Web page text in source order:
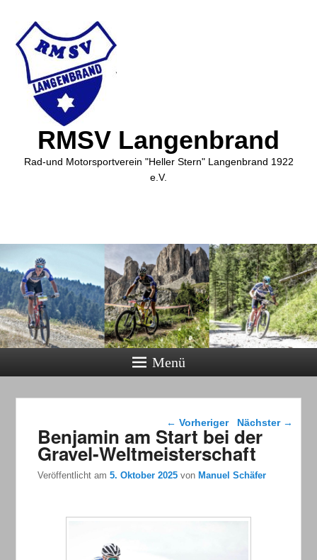
RMSV Langenbrand
Rad-und Motorsportverein "Heller Stern" Langenbrand 1922
e.V.
Menü
Beitragsnavigation
← Vorheriger Nächster →
Benjamin am Start bei der
Gravel-Weltmeisterschaft
Veröffentlicht am5. Oktober 2025 von Manuel Schäfer